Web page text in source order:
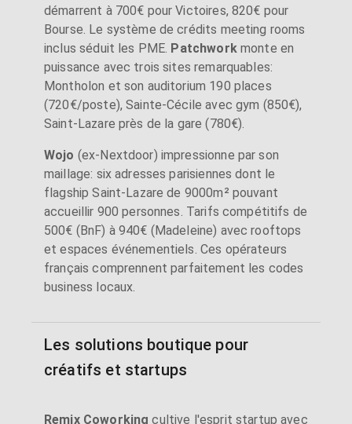
démarrent à 700€ pour Victoires, 820€ pour
Bourse. Le système de crédits meeting rooms
inclus séduit les PME. Patchworkmonte en
puissance avec trois sites remarquables:
Montholon et son auditorium 190 places
(720€/poste), Sainte-Cécile avec gym (850€),
Saint-Lazare près de la gare (780€).
Wojo (ex-Nextdoor) impressionne par son
maillage: six adresses parisiennes dont le
flagship Saint-Lazare de 9000m² pouvant
accueillir 900 personnes. Tarifs compétitifs de
500€ (BnF) à 940€ (Madeleine) avec rooftops
et espaces événementiels. Ces opérateurs
français comprennent parfaitement les codes
business locaux.
Les solutions boutique pour
créatifs et startups
Remix Coworking cultive l'esprit startup avec